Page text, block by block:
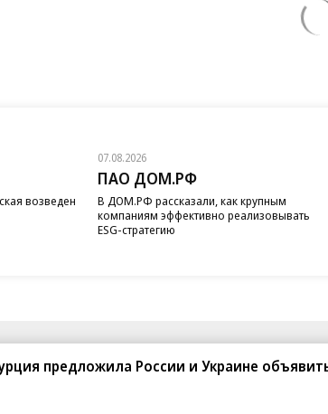
возведен
07.08.2026
ПАО ДОМ.РФ
В ДОМ.РФ рассказали, как крупным
компаниям эффективно реализовывать
ESG-стратегию
предложила России и Украине
Архив
Вакансии